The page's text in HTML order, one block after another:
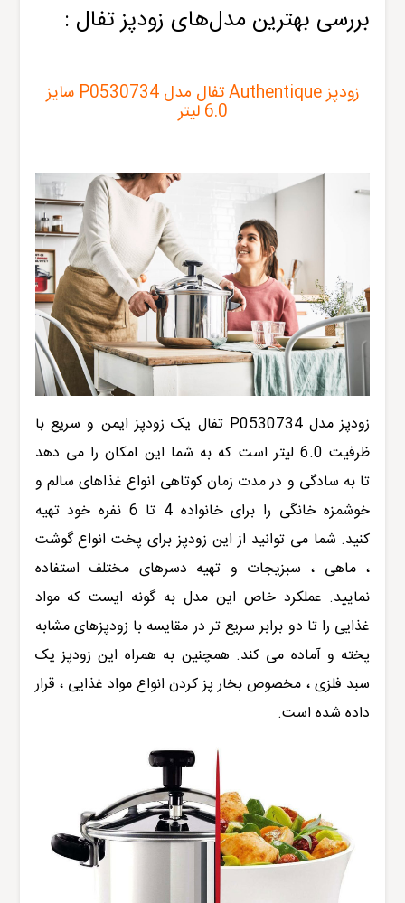
بررسی بهترین مدل‌های زودپز تفال :
زودپز Authentique تفال مدل P0530734 سایز
6.0 لیتر
زودپز مدلP0530734 تفال یک زودپز ایمن و سریع با
ظرفیت 6.0 لیتر است که به شما این امکان را می دهد
تا به سادگی و در مدت زمان کوتاهی انواع غذاهای سالم و
خوشمزه خانگی را برای خانواده 4 تا 6 نفره خود تهیه
کنید. شما می توانید از این زودپز برای پخت انواع گوشت
، ماهی ، سبزیجات و تهیه دسرهای مختلف استفاده
نمایید. عملکرد خاص این مدل به گونه ایست که مواد
غذایی را تا دو برابر سریع تر در مقایسه با زودپزهای مشابه
پخته و آماده می کند. همچنین به همراه این زودپز یک
سبد فلزی ، مخصوص بخار پز کردن انواع مواد غذایی ، قرار
داده شده است.